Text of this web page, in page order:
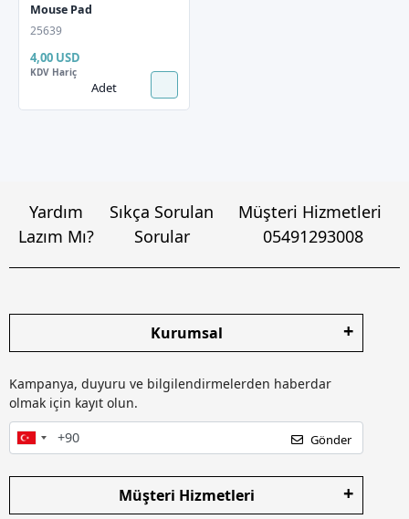
Mouse Pad
25639
4,00 USD
KDV Hariç
Adet
Yardım
Lazım Mı?
Sıkça Sorulan
Sorular
Müşteri Hizmetleri
05491293008
Kurumsal
Kampanya, duyuru ve bilgilendirmelerden haberdar
olmak için kayıt olun.
Gönder
Müşteri Hizmetleri